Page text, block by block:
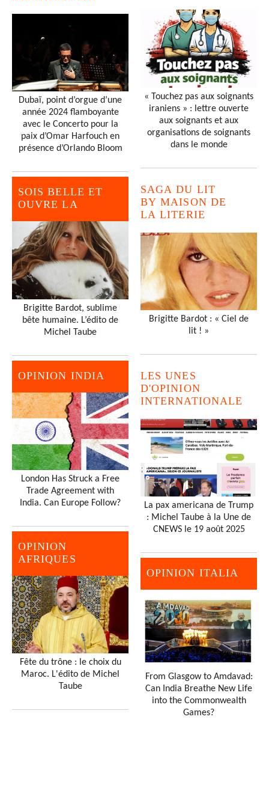
Dubaï, point d’orgue d’une
année 2024 flamboyante
avec le Concerto pour la
paix d’Omar Harfouch en
présence d’Orlando Bloom
SOIS BELLE ET
OUVRE LA
Brigitte Bardot, sublime
bête humaine. L’édito de
Michel Taube
OPINION INDIA
London Has Struck a Free
Trade Agreement with
India. Can Europe Follow?
OPINION
AFRIQUES
Fête du trône : le choix du
Maroc. L'édito de Michel
Taube
« Touchez pas aux soignants
iraniens » : lettre ouverte
aux soignants et aux
organisations de soignants
dans le monde
SAGA DU LIT
BY MAISON DE
LA LITERIE
Brigitte Bardot : « Ciel de
lit ! »
LES UNES
D'OPINION
INTERNATIONALE
La pax americana de Trump
: Michel Taube à la Une de
CNEWS le 19 août 2025
OPINION ITALIA
From Glasgow to Amdavad:
Can India Breathe New Life
into the Commonwealth
Games?